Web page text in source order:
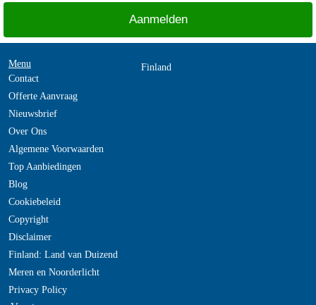
Menu
Contact
Offerte Aanvraag
Nieuwsbrief
Over Ons
Algemene Voorwaarden
Top Aanbiedingen
Blog
Cookiebeleid
Copyright
Disclaimer
Finland: Land van Duizend
Meren en Noorderlicht
Privacy Policy
Finland